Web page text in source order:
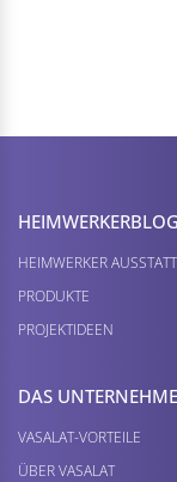
HEIMWERKER­BLOG
HEIMWERKER
PRODUKTE
PROJEKTIDEEN
DAS
VASALAT-VORTEILE
ÜBER VASALAT